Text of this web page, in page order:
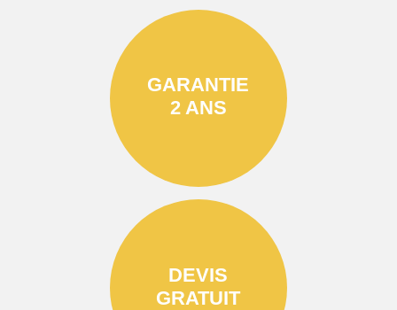
GARANTIE
2 ANS
DEVIS
GRATUIT